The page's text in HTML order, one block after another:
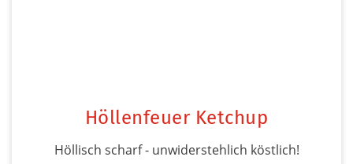
Höllenfeuer Ketchup
Höllisch scharf - unwiderstehlich köstlich!